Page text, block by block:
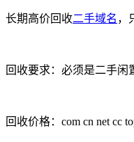
长期高价回收二手域名 ，
回收要求：必须是二手闲
回收价格：com cn net cc